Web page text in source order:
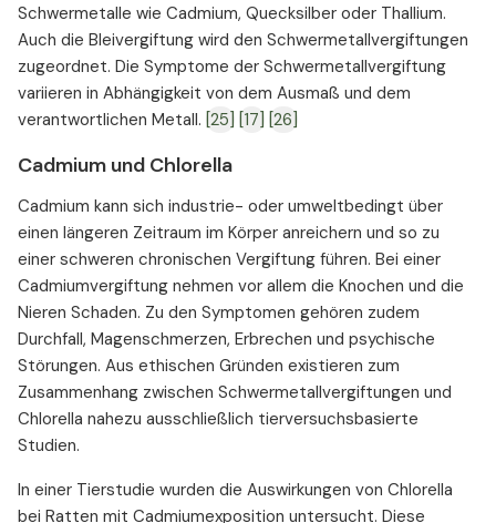
Schwermetalle wie Cadmium, Quecksilber oder Thallium.
Auch die Bleivergiftung wird den Schwermetallvergiftungen
zugeordnet. Die Symptome der Schwermetallvergiftung
variieren in Abhängigkeit von dem Ausmaß und dem
verantwortlichen Metall. [25] [17] [26]
Cadmium und Chlorella
Cadmium kann sich industrie- oder umweltbedingt über
einen längeren Zeitraum im Körper anreichern und so zu
einer schweren chronischen Vergiftung führen. Bei einer
Cadmiumvergiftung nehmen vor allem die Knochen und die
Nieren Schaden. Zu den Symptomen gehören zudem
Durchfall, Magenschmerzen, Erbrechen und psychische
Störungen. Aus ethischen Gründen existieren zum
Zusammenhang zwischen Schwermetallvergiftungen und
Chlorella nahezu ausschließlich tierversuchsbasierte
Studien.
In einer Tierstudie wurden die Auswirkungen von Chlorella
bei Ratten mit Cadmiumexposition untersucht. Diese